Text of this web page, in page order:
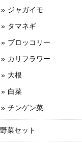
ジャガイモ
タマネギ
ブロッコリー
カリフラワー
大根
白菜
チンゲン菜
野菜セット